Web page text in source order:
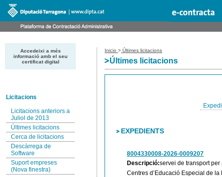
Accedeixi a més
informació amb el seu
certificat digital
Licitacions
Licitacions anteriors a
Juliol de 2013
Últimes licitacions
Cerca de licitacions
Descàrrega de
Software
Suport empreses
(Nova finestra)
Inicio> Últimes licitacions
Últimes licitacions
EXPEDIENTS
8004330008-2026-0009207
Descripció:servei de transport
Centres d’Educació Especial de